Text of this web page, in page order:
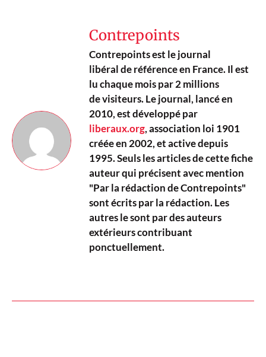
Contrepoints
Contrepoints est le journal
libéral de référence en France. Il est
lu chaque mois par 2 millions
de visiteurs. Le journal, lancé en
2010, est développé par
liberaux.org, association loi 1901
créée en 2002, et active depuis
1995. Seuls les articles de cette fiche
auteur qui précisent avec mention
"Par la rédaction de Contrepoints"
sont écrits par la rédaction. Les
autres le sont par des auteurs
extérieurs contribuant
ponctuellement.